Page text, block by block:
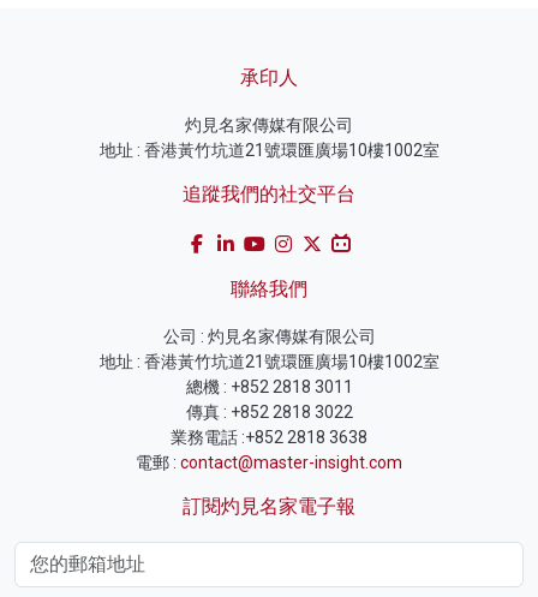
承印人
灼見名家傳媒有限公司
地址 : 香港黃竹坑道21號環匯廣場10樓1002室
追蹤我們的社交平台
聯絡我們
公司 : 灼見名家傳媒有限公司
地址 : 香港黃竹坑道21號環匯廣場10樓1002室
總機 : +852 2818 3011
傳真 : +852 2818 3022
業務電話 :+852 2818 3638
電郵 : contact@master-insight.com
訂閱灼見名家電子報